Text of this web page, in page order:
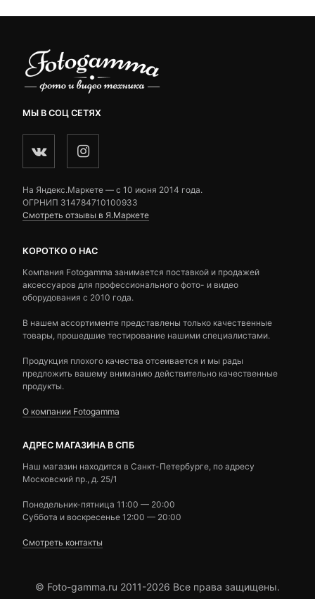
МЫ В СОЦ СЕТЯХ
На Яндекс.Маркете — c 10 июня 2014 года.
ОГРНИП 314784710100933
Смотреть отзывы в Я.Маркете
КОРОТКО О НАС
Компания Fotogamma занимается поставкой и продажей
аксессуаров для профессионального фото- и видео
оборудования с 2010 года.
В нашем ассортименте представлены только качественные
товары, прошедшие тестирование нашими специалистами.
Продукция плохого качества отсеивается и мы рады
предложить вашему вниманию действительно качественные
продукты.
О компании Fotogamma
АДРЕС МАГАЗИНА В СПБ
Наш магазин находится в Санкт-Петербурге, по адресу
Московский пр., д. 25/1
Понедельник-пятница 11:00 — 20:00
Суббота и воскресенье 12:00 — 20:00
Смотреть контакты
© Foto-gamma.ru 2011-2026 Все права защищены.